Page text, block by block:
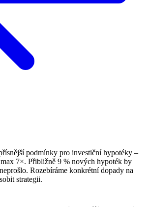
podmínky pro investiční hypotéky –
7×. Přibližně 9 % nových hypoték by
Rozebíráme konkrétní dopady na
strategii.